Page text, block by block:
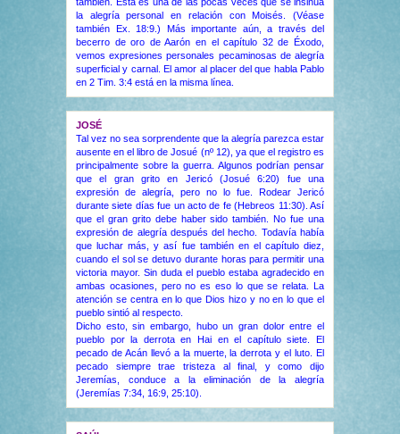
la alegría personal en relación con Moisés. (Véase
también Ex. 18:9.) Más importante aún, a través del
becerro de oro de Aarón en el capítulo 32 de Éxodo,
vemos expresiones personales pecaminosas de alegría
superficial y carnal. El amor al placer del que habla Pablo
en 2 Tim. 3:4 está en la misma línea.
JOSÉ
Tal vez no sea sorprendente que la alegría parezca estar
ausente en el libro de Josué (nº 12), ya que el registro es
principalmente sobre la guerra. Algunos podrían pensar
que el gran grito en Jericó (Josué 6:20) fue una
expresión de alegría, pero no lo fue. Rodear Jericó
durante siete días fue un acto de fe (Hebreos 11:30). Así
que el gran grito debe haber sido también. No fue una
expresión de alegría después del hecho. Todavía había
que luchar más, y así fue también en el capítulo diez,
cuando el sol se detuvo durante horas para permitir una
victoria mayor. Sin duda el pueblo estaba agradecido en
ambas ocasiones, pero no es eso lo que se relata. La
atención se centra en lo que Dios hizo y no en lo que el
pueblo sintió al respecto.
Dicho esto, sin embargo, hubo un gran dolor entre el
pueblo por la derrota en Hai en el capítulo siete. El
pecado de Acán llevó a la muerte, la derrota y el luto. El
pecado siempre trae tristeza al final, y como dijo
Jeremías, conduce a la eliminación de la alegría
(Jeremías 7:34, 16:9, 25:10).